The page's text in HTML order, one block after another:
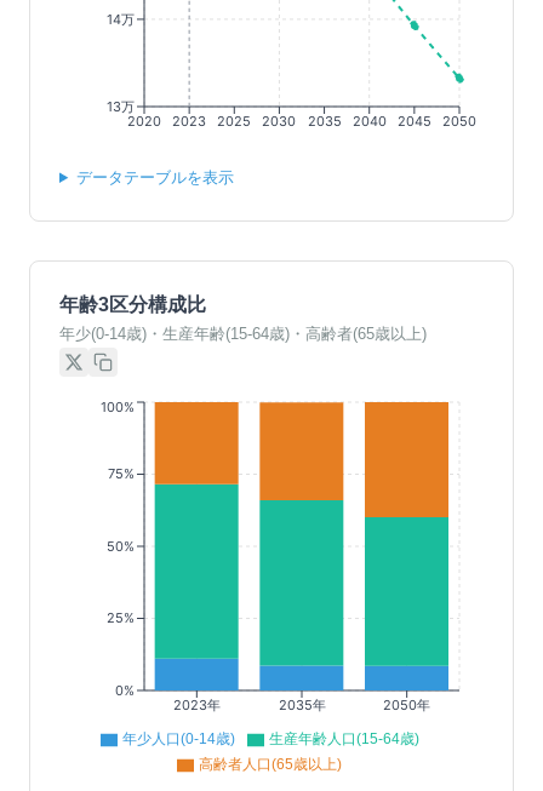
2020 2023 2025 2030 2035 2040 2045 2050
13万
14万
データテーブルを表示
年齢3区分構成比
年少(0-14歳)・生産年齢(15-64歳)・高齢者(65歳以上)
2023年 2035年 2050年
0%
25%
50%
75%
100%
年少人口(0-14歳)
生産年齢人口(15-64歳)
高齢者人口(65歳以上)